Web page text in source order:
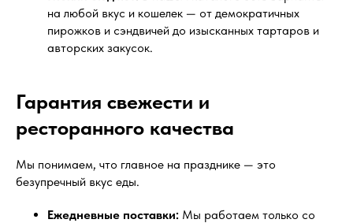
на любой вкус и кошелек — от демократичных
пирожков и сэндвичей до изысканных тартаров и
авторских закусок.
Гарантия свежести и
ресторанного качества
Мы понимаем, что главное на празднике — это
безупречный вкус еды.
Ежедневные поставки: Мы работаем только со